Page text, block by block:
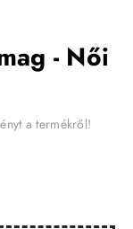
- Női
a termékről!